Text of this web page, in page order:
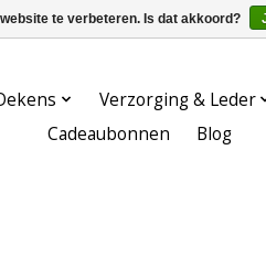
Verzorging & Leder
Cadeaubonnen
Blog
te verbeteren. Is dat akkoord?